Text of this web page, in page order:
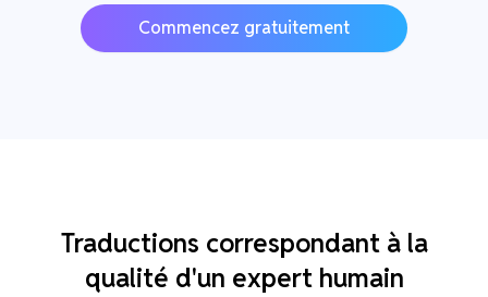
Commencez gratuitement
Traductions correspondant à la
qualité d'un expert humain